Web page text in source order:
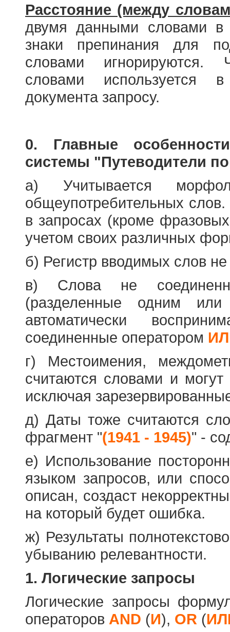
Расстояние (между
двумя данными словами в
знаки препинания для
словами игнорируются.
словами используется в
документа запросу.
0. Главные
системы "Путеводители
а) Учитывается
общеупотребительных
в запросах (кроме
учетом своих различных
б) Регистр вводимых слов
в) Слова не
(разделенные одним или
автоматически
соединенные оператором
г) Местоимения,
считаются словами и могут
исключая
д) Даты тоже считаются
фрагмент "(1941 - 1945)" -
е) Использование
языком запросов, или
описан, создаст
на который будет ошибка.
ж) Результаты
убыванию релевантности.
1. Логические запросы
Логические запросы
операторов AND (И), OR (